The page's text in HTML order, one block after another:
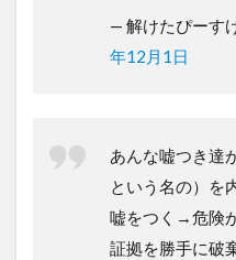
— 解けたぴーす
年12月1日
あんな嘘つき達
という名の）を
嘘をつく→危険
証拠を勝手に破